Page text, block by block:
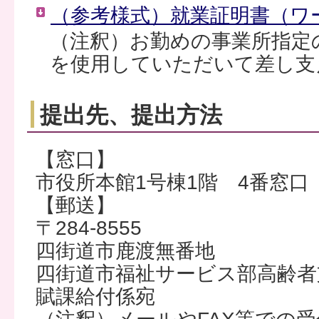
（参考様式）就業証明書（
（注釈）お勤めの事業所指
を使用していただいて差し
提出先、提出方法
【窓口】
市役所本館1号棟1階 4番窓
【郵送】
〒284-8555
四街道市鹿渡無番地
四街道市福祉サービス部高齢
賦課給付係宛